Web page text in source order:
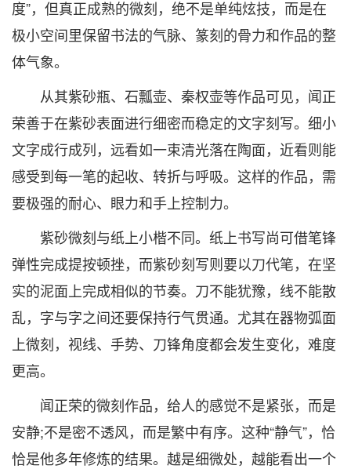
度”，但真正成熟的微刻，绝不是单纯炫技，而是在
极小空间里保留书法的气脉、篆刻的骨力和作品的整
体气象。
从其紫砂瓶、石瓢壶、秦权壶等作品可见，闻正
荣善于在紫砂表面进行细密而稳定的文字刻写。细小
文字成行成列，远看如一束清光落在陶面，近看则能
感受到每一笔的起收、转折与呼吸。这样的作品，需
要极强的耐心、眼力和手上控制力。
紫砂微刻与纸上小楷不同。纸上书写尚可借笔锋
弹性完成提按顿挫，而紫砂刻写则要以刀代笔，在坚
实的泥面上完成相似的节奏。刀不能犹豫，线不能散
乱，字与字之间还要保持行气贯通。尤其在器物弧面
上微刻，视线、手势、刀锋角度都会发生变化，难度
更高。
闻正荣的微刻作品，给人的感觉不是紧张，而是
安静;不是密不透风，而是繁中有序。这种“静气”，恰
恰是他多年修炼的结果。越是细微处，越能看出一个